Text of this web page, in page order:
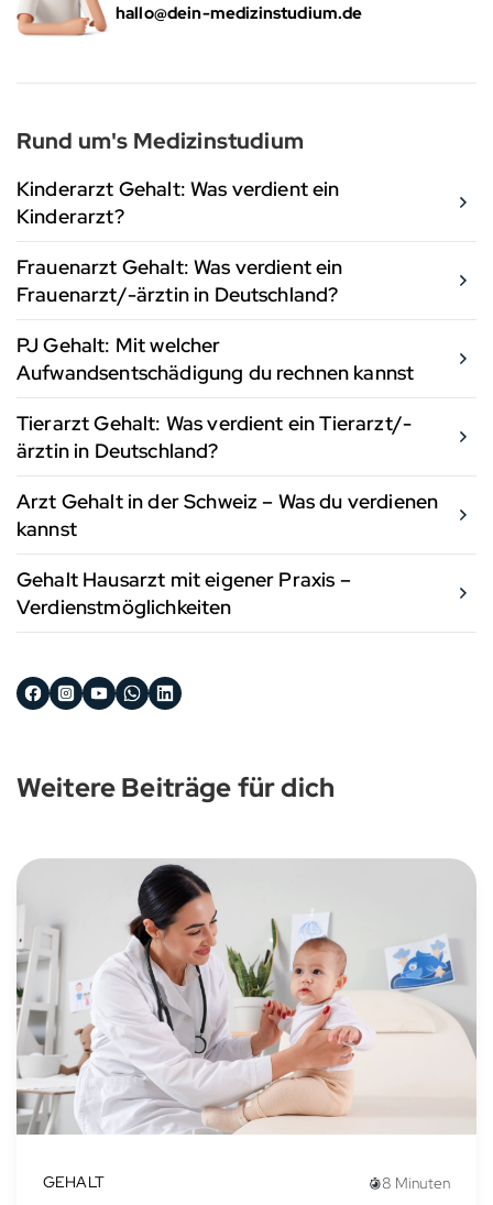
hallo@dein-medizinstudium.de
Rund um's Medizinstudium
Kinderarzt Gehalt: Was verdient ein
Kinderarzt?
Frauenarzt Gehalt: Was verdient ein
Frauenarzt/-ärztin in Deutschland?
PJ Gehalt: Mit welcher
Aufwandsentschädigung du rechnen kannst
Tierarzt Gehalt: Was verdient ein Tierarzt/-
ärztin in Deutschland?
Arzt Gehalt in der Schweiz – Was du verdienen
kannst
Gehalt Hausarzt mit eigener Praxis –
Verdienstmöglichkeiten
Weitere Beiträge für dich
GEHALT 8 Minuten